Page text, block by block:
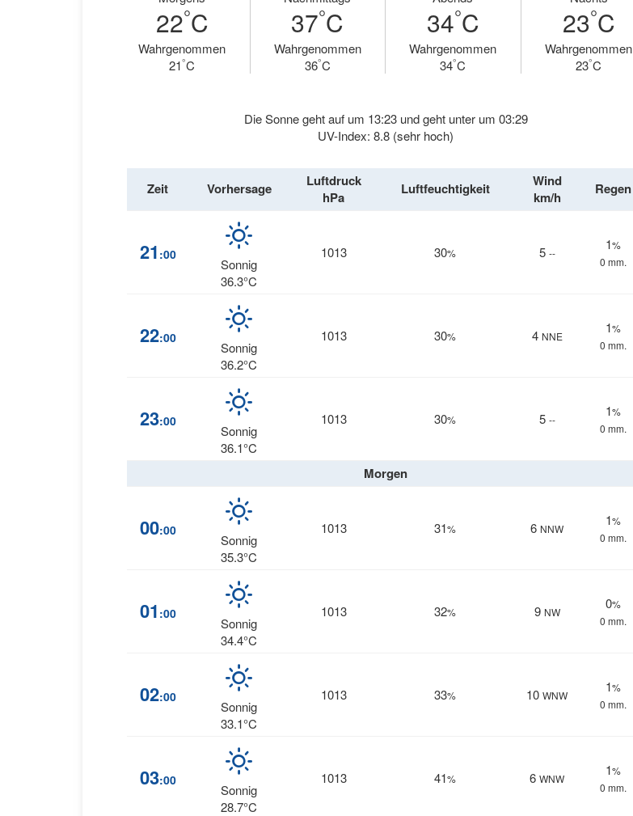
22°C
Wahrgenommen
21°C
37°C
Wahrgenommen
36°C
34°C
Wahrgenommen
34°C
23°C
Wahrgenommen
23°C
Die Sonne geht auf um 13:23 und geht unter um 03:29
UV-Index: 8.8 (sehr hoch)
Zeit Vorhersage
Luftdruck
hPa
Luftfeuchtigkeit
Wind
km/h
Regen
21 :00
Sonnig
36.3°C
1013 30% 5 --
1%
0 mm.
22:00
Sonnig
36.2°C
1013 30% 4 NNE
1%
0 mm.
23:00
Sonnig
36.1°C
1013 30% 5 --
1%
0 mm.
Morgen
00:00
Sonnig
35.3°C
1013 31% 6 NNW
1%
0 mm.
01 :00
Sonnig
34.4°C
1013 32% 9 NW
0%
0 mm.
02:00
Sonnig
33.1°C
1013 33% 10 WNW
1%
0 mm.
03:00
Sonnig
28.7°C
1013 41% 6 WNW
1%
0 mm.